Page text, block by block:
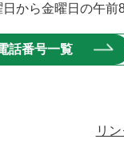
から金曜日の午前
話番号一覧
リ